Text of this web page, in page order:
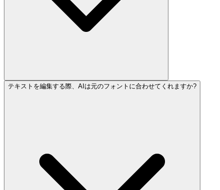
テキストを編集する際、AIは元のフォントに合わせてくれますか?